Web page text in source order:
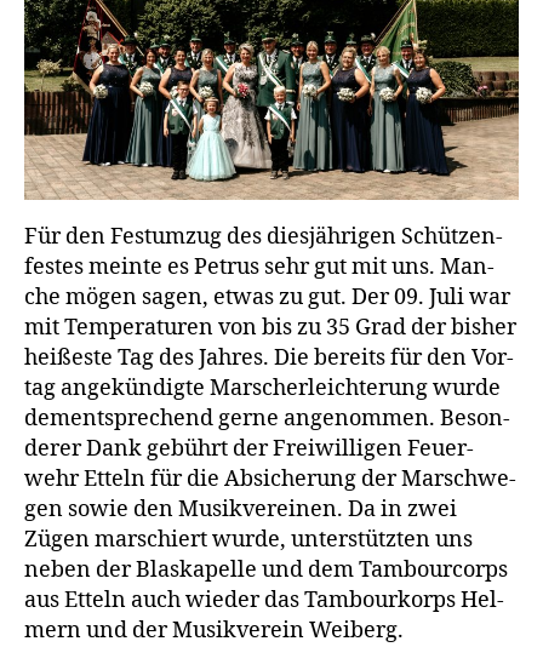
Für den Fest­um­zug des dies­jäh­ri­gen Schüt­zen­
fes­tes mein­te es Petrus sehr gut mit uns. Man­
che mögen sagen, etwas zu gut. Der 09. Juli war
mit Tem­pe­ra­tu­ren von bis zu 35 Grad der bis­her
hei­ßes­te Tag des Jah­res. Die bereits für den Vor­
tag ange­kün­dig­te Marsch­er­leich­te­rung wur­de
dem­entspre­chend ger­ne ange­nom­men. Beson­
de­rer Dank gebührt der Frei­wil­li­gen Feu­er­
wehr Etteln für die Absi­che­rung der Marsch­we­
gen sowie den Musik­ver­ei­nen. Da in zwei
Zügen mar­schiert wur­de, unter­stütz­ten uns
neben der Blas­ka­pel­le und dem Tam­bour­corps
aus Etteln auch wie­der das Tam­bour­korps Hel­
mern und der Musik­ver­ein Weiberg.